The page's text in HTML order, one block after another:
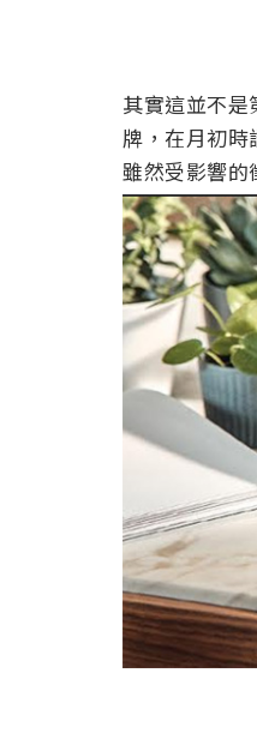
其實這並不
牌，在月初
雖然受影響的